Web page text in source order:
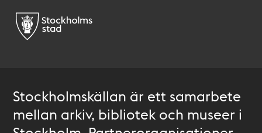
Stockholmskällan är ett samarbete
mellan arkiv, bibliotek och museer i